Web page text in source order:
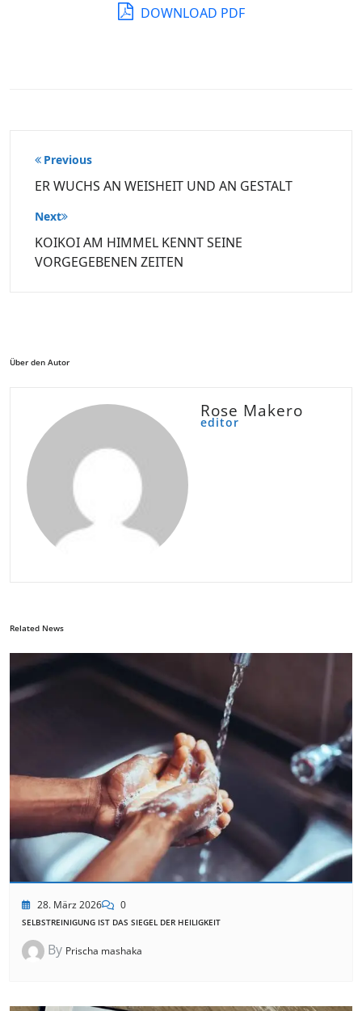
DOWNLOAD PDF
Beitragsnavigation
Previous
ER WUCHS AN WEISHEIT UND AN GESTALT
Next
KOIKOI AM HIMMEL KENNT SEINE
VORGEGEBENEN ZEITEN
Über den Autor
Rose Makero
editor
Related News
28. März 2026 0
SELBSTREINIGUNG IST DAS SIEGEL DER HEILIGKEIT
By Prischa mashaka